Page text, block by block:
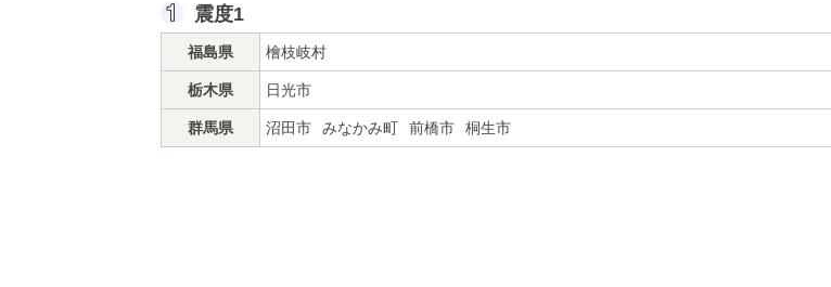
震度1
福島県 檜枝岐村
栃木県 日光市
群馬県 沼田市 みなかみ町 前橋市 桐生市